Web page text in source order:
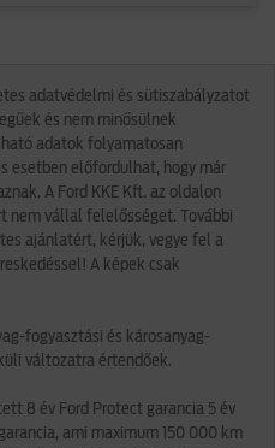
adatvédelmi és sütiszabályzatot
és nem minősülnek
adatok folyamatosan
esetben előfordulhat, hogy már
A Ford KKE Kft. az oldalon
nem vállal felelősséget. További
ajánlatért, kérjük, vegye fel a
A képek csak
fogyasztási és károsanyag-
változatra értendőek.
8 év Ford Protect garancia 5 év
ami maximum 150 000 km